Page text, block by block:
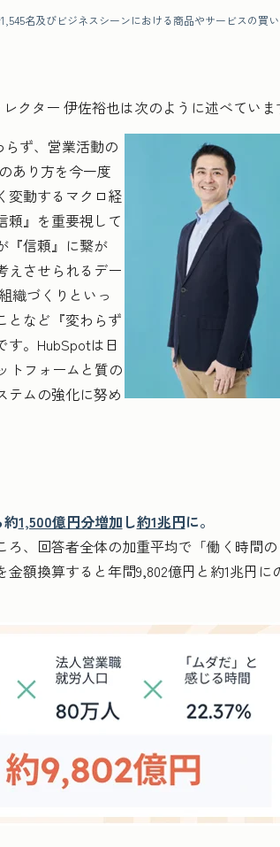
名及びビジネスシーンにおける商品やサービスの買
クター 伊佐裕也は次のように述べていま
ず、営業活動の
あり方を今一度
変動するマクロ経
頼』を重要視して
『信頼』に繋が
えさせられるデー
織づくりといっ
となど『変わらず
。HubSpotは日
トフォームと質の
テムの強化に努め
1,500億円分増加 し約1兆円に。
、回答者全体の加重平均で「働く時間の
額換算すると年間9,802億円と約1兆円に